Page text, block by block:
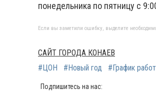
понедельника по пятницу с
Если вы заметили ошибку, выделите
САЙТ ГОРОДА КОНАЕВ
#ЦОН
#Новый год #График
Подпишитесь на нас: